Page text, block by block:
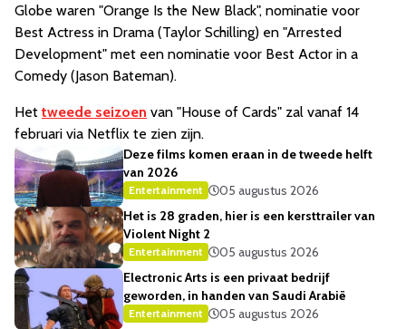
Globe waren "Orange Is the New Black", nominatie voor
Best Actress in Drama (Taylor Schilling) en "Arrested
Development" met een nominatie voor Best Actor in a
Comedy (Jason Bateman).
Het tweede seizoen van "House of Cards" zal vanaf 14
februari via Netflix te zien zijn.
Deze films komen eraan in de tweede helft
van 2026
Entertainment
05 augustus 2026
Het is 28 graden, hier is een kersttrailer van
Violent Night 2
Entertainment
05 augustus 2026
Electronic Arts is een privaat bedrijf
geworden, in handen van Saudi Arabië
Entertainment
05 augustus 2026